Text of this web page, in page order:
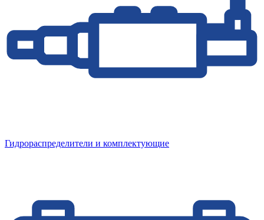
Гидрораспределители и комплектующие